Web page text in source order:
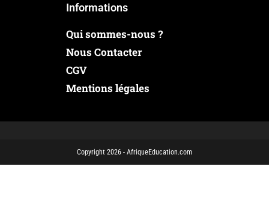
Informations
Qui sommes-nous ?
Nous Contacter
CGV
Mentions légales
Copyright 2026 - AfriqueEducation.com